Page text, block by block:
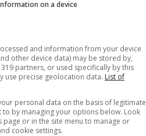
on a device
and information from your device
other device data) may be stored by,
partners, or used specifically by this
use precise geolocation data. List of
personal data on the basis of legitimate
to by managing your options below. Look
or in the site menu to manage or
cookie settings.